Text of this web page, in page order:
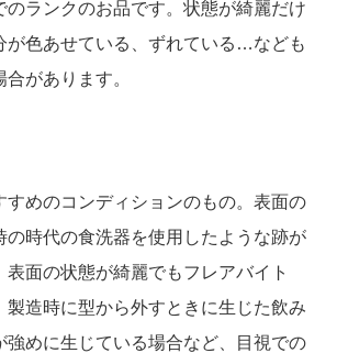
のランクのお品です。状態が綺麗だけ
が色あせている、ずれている…なども
があります。
すめのコンディションのもの。表面の
の時代の食洗器を使用したような跡が
表面の状態が綺麗でもフレアバイト
製造時に型から外すときに生じた飲み
強めに生じている場合など、目視での